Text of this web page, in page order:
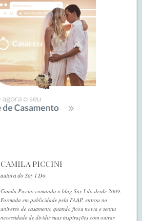
CAMILA PICCINI
autora do Say I Do
Camila Piccini comanda o blog Say I do desde 2009.
Formada em publicidade pela FAAP, entrou no
universo de casamento quando ficou noiva e sentiu
necessidade de dividir suas inspirações com outras